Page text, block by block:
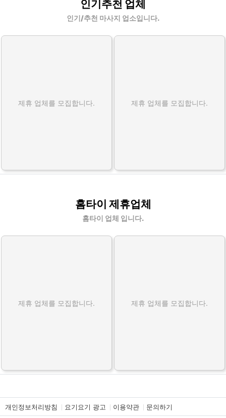
인기추천 업체
인기/추천 마사지 업소입니다.
제휴 업체를 모집합니다. 제휴 업체를 모집합니다.
홈타이 제휴업체
홈타이 업체 입니다.
제휴 업체를 모집합니다. 제휴 업체를 모집합니다.
개인정보처리방침 요기요기 광고 이용약관 문의하기